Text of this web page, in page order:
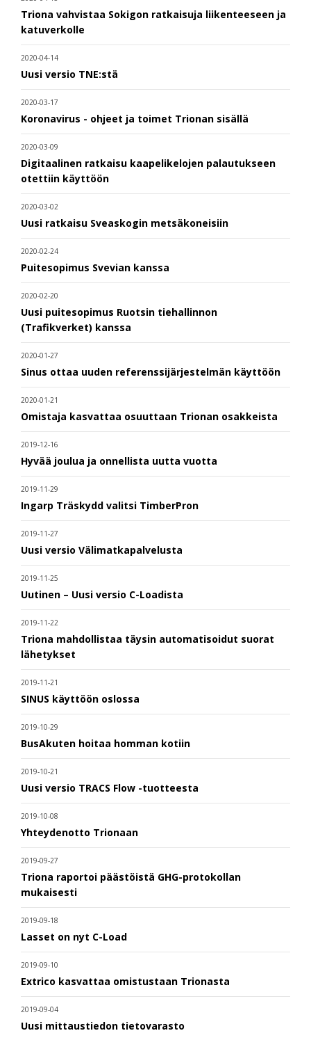
Triona vahvistaa Sokigon ratkaisuja liikenteeseen ja
katuverkolle
2020-04-14
Uusi versio TNE:stä
2020-03-17
Koronavirus - ohjeet ja toimet Trionan sisällä
2020-03-09
Digitaalinen ratkaisu kaapelikelojen palautukseen
otettiin käyttöön
2020-03-02
Uusi ratkaisu Sveaskogin metsäkoneisiin
2020-02-24
Puitesopimus Svevian kanssa
2020-02-20
Uusi puitesopimus Ruotsin tiehallinnon
(Trafikverket) kanssa
2020-01-27
Sinus ottaa uuden referenssijärjestelmän käyttöön
2020-01-21
Omistaja kasvattaa osuuttaan Trionan osakkeista
2019-12-16
Hyvää joulua ja onnellista uutta vuotta
2019-11-29
Ingarp Träskydd valitsi TimberPron
2019-11-27
Uusi versio Välimatkapalvelusta
2019-11-25
Uutinen – Uusi versio C-Loadista
2019-11-22
Triona mahdollistaa täysin automatisoidut suorat
lähetykset
2019-11-21
SINUS käyttöön oslossa
2019-10-29
BusAkuten hoitaa homman kotiin
2019-10-21
Uusi versio TRACS Flow -tuotteesta
2019-10-08
Yhteydenotto Trionaan
2019-09-27
Triona raportoi päästöistä GHG-protokollan
mukaisesti
2019-09-18
Lasset on nyt C-Load
2019-09-10
Extrico kasvattaa omistustaan Trionasta
2019-09-04
Uusi mittaustiedon tietovarasto